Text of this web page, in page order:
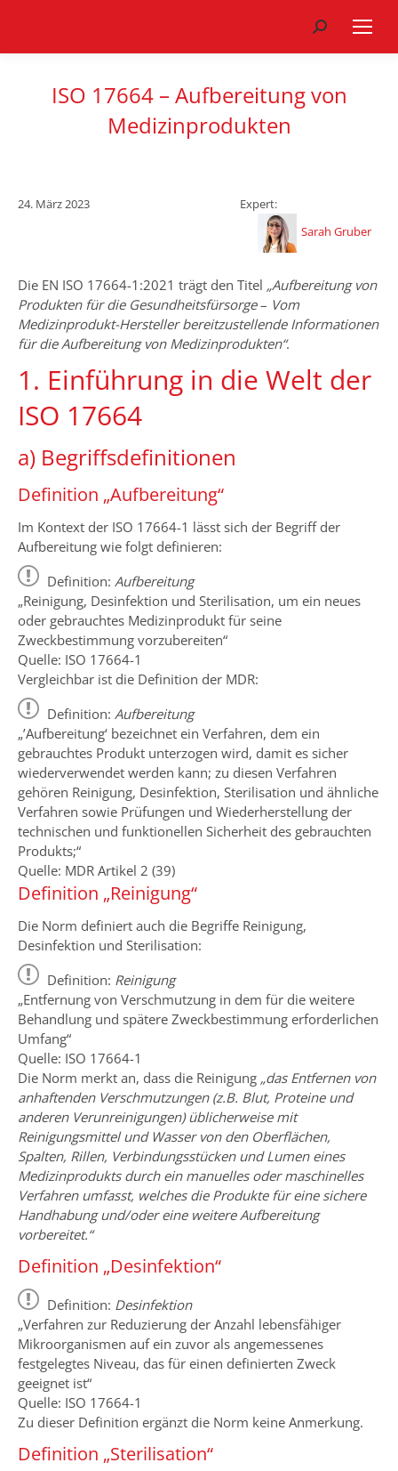
Search:
ISO 17664 – Aufbereitung von
Medizinprodukten
24. März 2023
Expert:
Sarah Gruber
Die EN ISO 17664-1:2021 trägt den Titel „Aufbereitung von
Produkten für die Gesundheitsfürsorge– Vom
Medizinprodukt-Hersteller bereitzustellende Informationen
für die Aufbereitung von Medizinprodukten“.
1. Einführung in die Welt der
ISO 17664
a) Begriffsdefinitionen
Definition „Aufbereitung“
Im Kontext der ISO 17664-1 lässt sich der Begriff der
Aufbereitung wie folgt definieren:
Definition: Aufbereitung
„Reinigung, Desinfektion und Sterilisation, um ein neues
oder gebrauchtes Medizinprodukt für seine
Zweckbestimmung vorzubereiten“
Quelle: ISO 17664-1
Vergleichbar ist die Definition der MDR:
Definition: Aufbereitung
„’Aufbereitung‘ bezeichnet ein Verfahren, dem ein
gebrauchtes Produkt unterzogen wird, damit es sicher
wiederverwendet werden kann; zu diesen Verfahren
gehören Reinigung, Desinfektion, Sterilisation und ähnliche
Verfahren sowie Prüfungen und Wiederherstellung der
technischen und funktionellen Sicherheit des gebrauchten
Produkts;“
Quelle: MDR Artikel 2 (39)
Definition „Reinigung“
Die Norm definiert auch die Begriffe Reinigung,
Desinfektion und Sterilisation:
Definition: Reinigung
„Entfernung von Verschmutzung in dem für die weitere
Behandlung und spätere Zweckbestimmung erforderlichen
Umfang“
Quelle: ISO 17664-1
Die Norm merkt an, dass die Reinigung „das Entfernen von
anhaftenden Verschmutzungen (z.B. Blut, Proteine und
anderen Verunreinigungen) üblicherweise mit
Reinigungsmittel und Wasser von den Oberflächen,
Spalten, Rillen, Verbindungsstücken und Lumen eines
Medizinprodukts durch ein manuelles oder maschinelles
Verfahren umfasst, welches die Produkte für eine sichere
Handhabung und/oder eine weitere Aufbereitung
vorbereitet.“
Definition „Desinfektion“
Definition: Desinfektion
„Verfahren zur Reduzierung der Anzahl lebensfähiger
Mikroorganismen auf ein zuvor als angemessenes
festgelegtes Niveau, das für einen definierten Zweck
geeignet ist“
Quelle: ISO 17664-1
Zu dieser Definition ergänzt die Norm keine Anmerkung.
Definition „Sterilisation“